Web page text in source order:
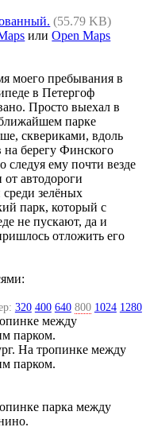
(55.79 KB)
илиOpen Maps
моего пребывания в
в Петергоф
Просто выехал в
парке
сквериками, вдоль
на берегу Финского
следуя ему почти везде
автодороги
зелёных
парк, который с
не пускают, да и
отложить его
320 400 640 800 1024 1280
На тропинке между
парком.